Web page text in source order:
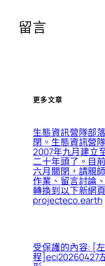
留言
更多文章
生態資訊營隊部
閉。生態資訊營
2007年九月建立
二十年頭了。目
六月關閉，請親
作業、留言討論
轉換到以下新網頁
projecteco.earth
受保護的內容: [
程]eci20260427